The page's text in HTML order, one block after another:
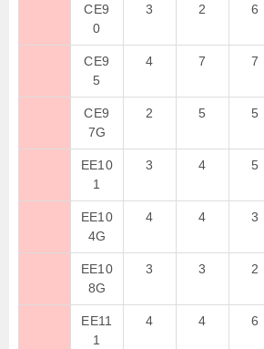
CE9
0
3 2 6
CE9
5
4 7 7
CE9
7G
2 5 5
EE10
1
3 4 5
EE10
4G
4 4 3
EE10
8G
3 3 2
EE11
1
4 4 6